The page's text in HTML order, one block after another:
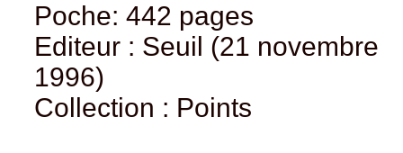
Poche: 442 pages
Editeur : Seuil (21 novembre
1996)
Collection : Points